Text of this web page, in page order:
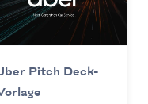
Pitch Deck-